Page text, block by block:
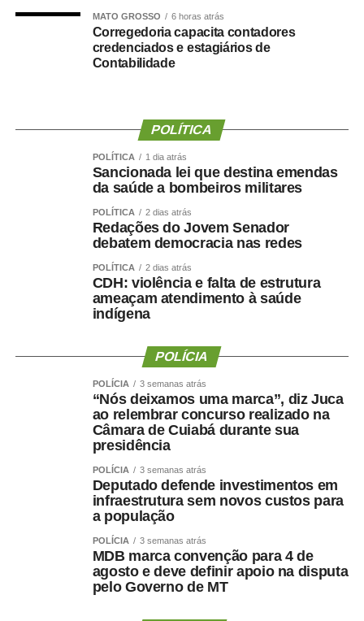
COMENTE ABAIXO:
WhatsApp
Facebook
Twitter
Messenger
LinkedIn
Share
MATO GROSSO 6 horas atrás
Corregedoria capacita contadores
credenciados e estagiários de
Contabilidade
POLÍTICA
POLÍTICA 1 dia atrás
Sancionada lei que destina emendas
da saúde a bombeiros militares
POLÍTICA 2 dias atrás
Redações do Jovem Senador
debatem democracia nas redes
POLÍTICA 2 dias atrás
CDH: violência e falta de estrutura
ameaçam atendimento à saúde
indígena
POLÍCIA
POLÍCIA 3 semanas atrás
“Nós deixamos uma marca”, diz Juca
ao relembrar concurso realizado na
Câmara de Cuiabá durante sua
presidência
POLÍCIA 3 semanas atrás
Deputado defende investimentos em
infraestrutura sem novos custos para
a população
POLÍCIA 3 semanas atrás
MDB marca convenção para 4 de
agosto e deve definir apoio na disputa
pelo Governo de MT